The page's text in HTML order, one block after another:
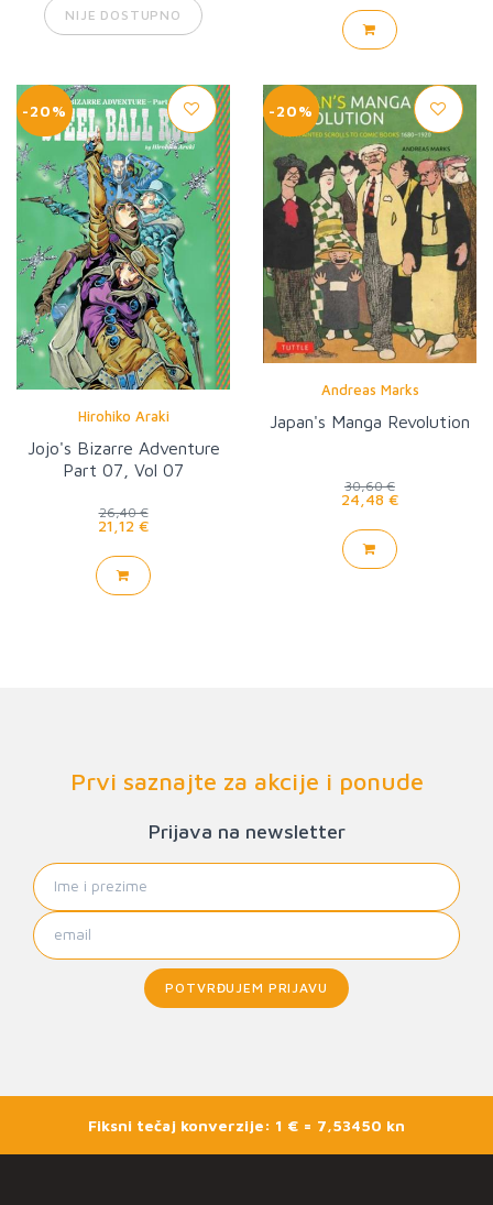
NIJE DOSTUPNO
-20%
Hirohiko Araki
Jojo's Bizarre Adventure
Part 07, Vol 07
26,40 €
21,12 €
-20%
Andreas Marks
Japan's Manga Revolution
30,60 €
24,48 €
Prvi saznajte za akcije i ponude
Prijava na newsletter
POTVRĐUJEM PRIJAVU
Fiksni tečaj konverzije: 1 € = 7,53450 kn